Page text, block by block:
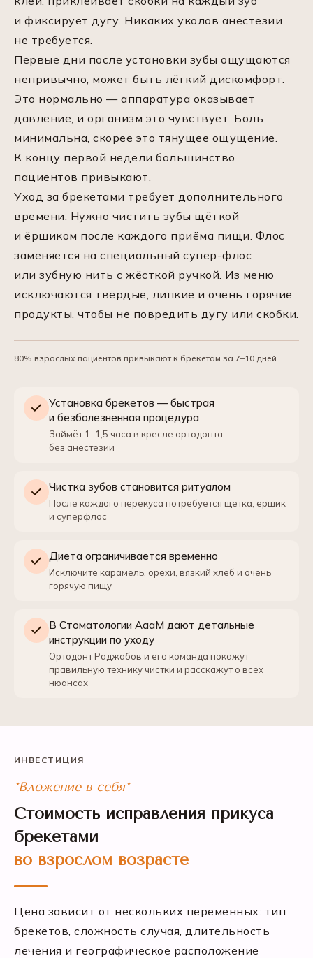
и фиксирует дугу. Никаких уколов анестезии
не требуется.
Первые дни после установки зубы ощущаются
непривычно, может быть лёгкий дискомфорт.
Это нормально — аппаратура оказывает
давление, и организм это чувствует. Боль
минимальна, скорее это тянущее ощущение.
К концу первой недели большинство
пациентов привыкают.
Уход за брекетами требует дополнительного
времени. Нужно чистить зубы щёткой
и ёршиком после каждого приёма пищи. Флос
заменяется на специальный супер-флос
или зубную нить с жёсткой ручкой. Из меню
исключаются твёрдые, липкие и очень горячие
продукты, чтобы не повредить дугу или скобки.
80% взрослых пациентов привыкают к брекетам за 7–10 дней.
Установка брекетов — быстрая
и безболезненная процедура
Займёт 1–1,5 часа в кресле ортодонта
без анестезии
Чистка зубов становится ритуалом
После каждого перекуса потребуется щётка, ёршик
и суперфлос
Диета ограничивается временно
Исключите карамель, орехи, вязкий хлеб и очень
горячую пищу
В Стоматологии АааМ дают детальные
инструкции по уходу
Ортодонт Раджабов и его команда покажут
правильную технику чистки и расскажут о всех
нюансах
ИНВЕСТИЦИЯ
*Вложение в себя*
Стоимость исправления прикуса
брекетами
во взрослом возрасте
Цена зависит от нескольких переменных: тип
брекетов, сложность случая, длительность
лечения и географическое расположение